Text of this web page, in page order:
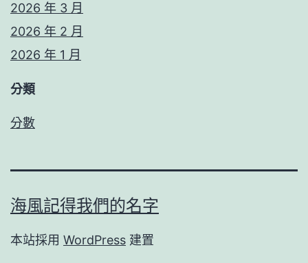
2026 年 3 月
2026 年 2 月
2026 年 1 月
分類
分數
海風記得我們的名字
本站採用 WordPress 建置